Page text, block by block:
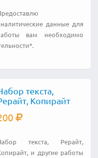
данные для
вам необходимо
текста,
Копирайт
текста, Рерайт,
и другие работы